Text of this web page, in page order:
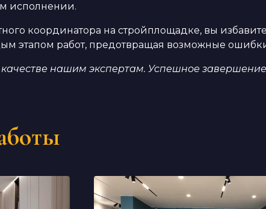
исполнении.
координатора на стройплощадке, вы
этапом работ, предотвращая возможные
качестве нашим экспертам. Успешное